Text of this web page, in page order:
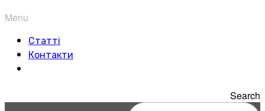
Menu
Статті
Контакти
Search